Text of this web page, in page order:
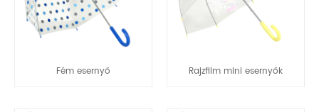
Fém esernyő Rajzfilm mini esernyők